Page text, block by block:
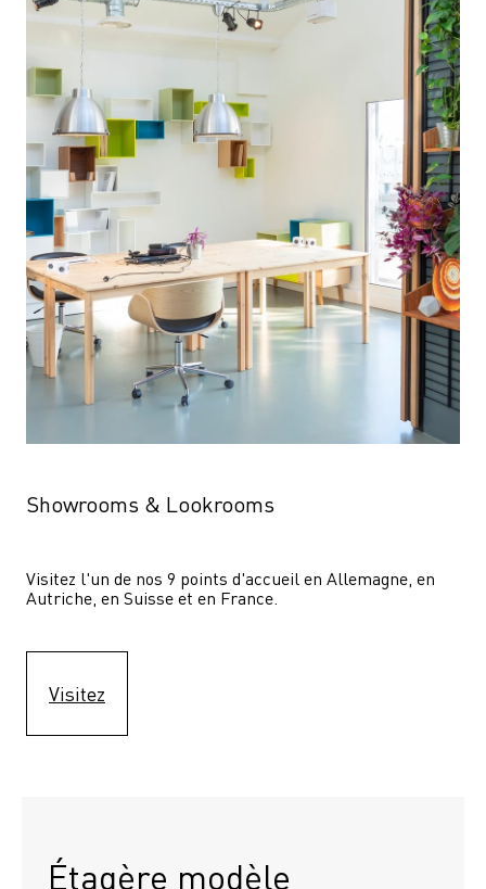
Showrooms & Lookrooms
Visitez l'un de nos 9 points d'accueil en Allemagne, en
Autriche, en Suisse et en France.
Visitez
Étagère modèle